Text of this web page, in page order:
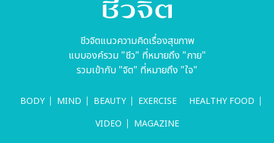
ชีวจิตแนวความคิดเรื่องสุขภาพ
แบบองค์รวม "ชีว" ที่หมายถึง "กาย"
รวมเข้ากับ "จิต" ที่หมายถึง "ใจ"
BODY MIND BEAUTY EXERCISE
HEALTHY FOOD
VIDEO
MAGAZINE